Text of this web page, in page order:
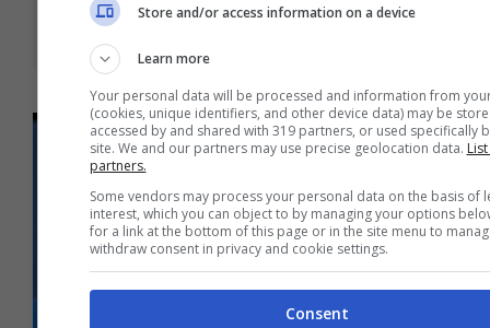
Nov 9, 2020
Store and/or access information on a device
Learn more
Your personal data will be processed and information from
(cookies, unique identifiers, and other device data) may be
accessed by and shared with 319 partners, or used specifically
site. We and our partners may use precise geolocation data.
partners.
Some vendors may process your personal data on the basis of
interest, which you can object to by managing your options
for a link at the bottom of this page or in the site menu to
withdraw consent in privacy and cookie settings.
Consent